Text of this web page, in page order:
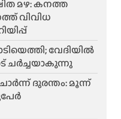
മഴ: കനത്ത
വിവിധ
വേദിയിൽ
ചർച്ചയാകുന്നു
ദുരന്തം: മൂന്ന്